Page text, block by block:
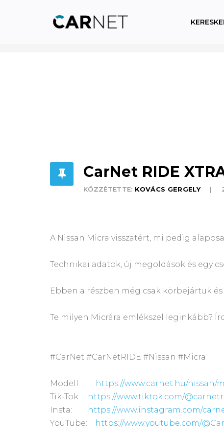
CarNet RIDE
KÖZZÉTETTE: KOVÁCS GERGELY
A Nissan Micra visszatért, mi pedig
Technikai adatok, új megoldások és egy
Ebben a részben még csak körbejártuk
Te milyen Micrára emlékszel leginkább?
#CarNet #CarNetRIDE #Nissan #Micra
Modell:
https://www.carnet.hu/nissan/
Tik-Tok:
https://www.tiktok.com/
Insta:
https://www.instagram.com/
YouTube:
https://www.youtube.com/